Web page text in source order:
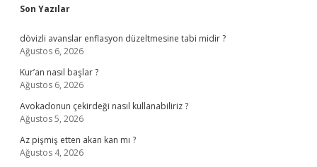
Sidebar
Son Yazılar
dövizli avanslar enflasyon düzeltmesine tabi midir ?
Ağustos 6, 2026
Kur’an nasıl başlar ?
Ağustos 6, 2026
Avokadonun çekirdeği nasıl kullanabiliriz ?
Ağustos 5, 2026
Az pişmiş etten akan kan mı ?
Ağustos 4, 2026